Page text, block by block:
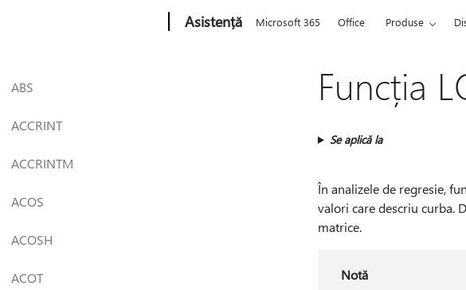
Asistență Microsoft 365 Office Produse
ABS
ACCRINT
ACCRINTM
ACOS
ACOSH
ACOT
Funcția
Se aplică la
În analizele de regresie,
valori care descriu curba.
matrice.
Notă